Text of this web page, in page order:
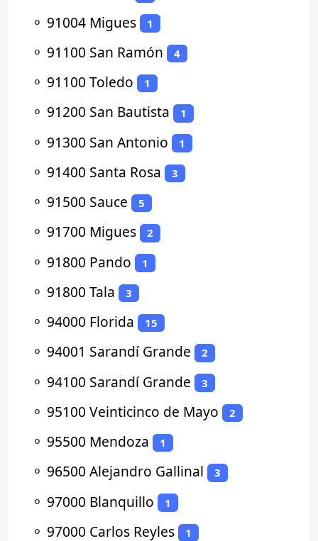
⚬ 91004 Migues 1
⚬ 91100 San Ramón 4
⚬ 91100 Toledo 1
⚬ 91200 San Bautista 1
⚬ 91300 San Antonio 1
⚬ 91400 Santa Rosa 3
⚬ 91500 Sauce 5
⚬ 91700 Migues 2
⚬ 91800 Pando 1
⚬ 91800 Tala 3
⚬ 94000 Florida 15
⚬ 94001 Sarandí Grande 2
⚬ 94100 Sarandí Grande 3
⚬ 95100 Veinticinco de Mayo 2
⚬ 95500 Mendoza 1
⚬ 96500 Alejandro Gallinal 3
⚬ 97000 Blanquillo 1
⚬ 97000 Carlos Reyles 1